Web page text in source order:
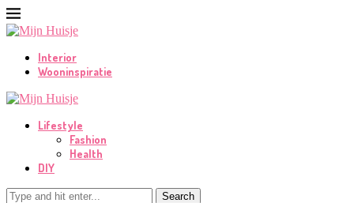
Interior
Wooninspiratie
Lifestyle
Fashion
Health
DIY
Search